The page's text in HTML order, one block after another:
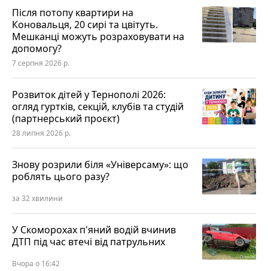
Після потопу квартири на
Коновальця, 20 сирі та цвітуть.
Мешканці можуть розраховувати на
допомогу?
7 серпня 2026 р.
Розвиток дітей у Тернополі 2026:
огляд гуртків, секцій, клубів та студій
(партнерський проєкт)
28 липня 2026 р.
Знову розрили біля «Універсаму»: що
роблять цього разу?
за 32 хвилини
У Скоморохах п'яний водій вчинив
ДТП під час втечі від патрульних
Вчора о 16:42